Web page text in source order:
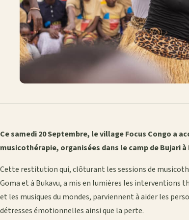
Ce samedi 20 Septembre, le village Focus Congo a
musicothérapie, organisées dans le camp de Bujari
Cette restitution qui, clôturant les sessions de
Goma et à Bukavu, a mis en lumières les interventions
et les musiques du mondes, parviennent à aider les
détresses émotionnelles ainsi que la perte.